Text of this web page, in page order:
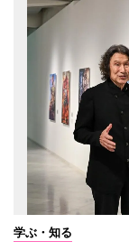
学ぶ・知る